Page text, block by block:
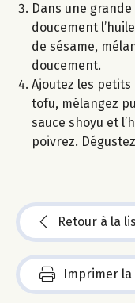
Dans une
doucement
de sésame,
doucement.
Ajoutez les
tofu, mélangez
sauce shoyu et
poivrez.
Retour à la
Imprimer